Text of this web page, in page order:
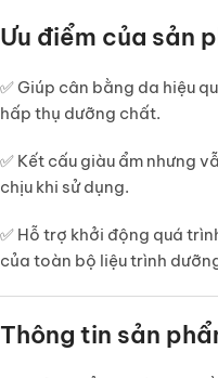
Ưu điểm của sản
✅ Giúp cân bằng da hiệu
hấp thụ dưỡng chất.
✅ Kết cấu giàu ẩm nhưng
chịu khi sử dụng.
✅ Hỗ trợ khởi động quá
của toàn bộ liệu trình
Thông tin sản